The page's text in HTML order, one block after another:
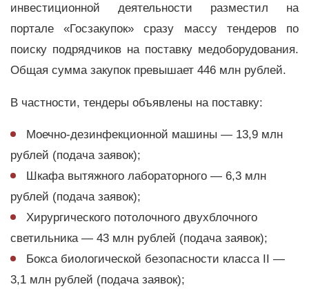
инвестиционной деятельности разместил на
портале «Госзакупок» сразу массу тендеров по
поиску подрядчиков на поставку медоборудования.
Общая сумма закупок превышает 446 млн рублей.
В частности, тендеры объявлены на поставку:
Моечно-дезинфекционной машины — 13,9 млн
рублей (подача заявок);
Шкафа вытяжного лабораторного — 6,3 млн
рублей (подача заявок);
Хирургического потолочного двухблочного
светильника — 43 млн рублей (подача заявок);
Бокса биологической безопасности класса II —
3,1 млн рублей (подача заявок);